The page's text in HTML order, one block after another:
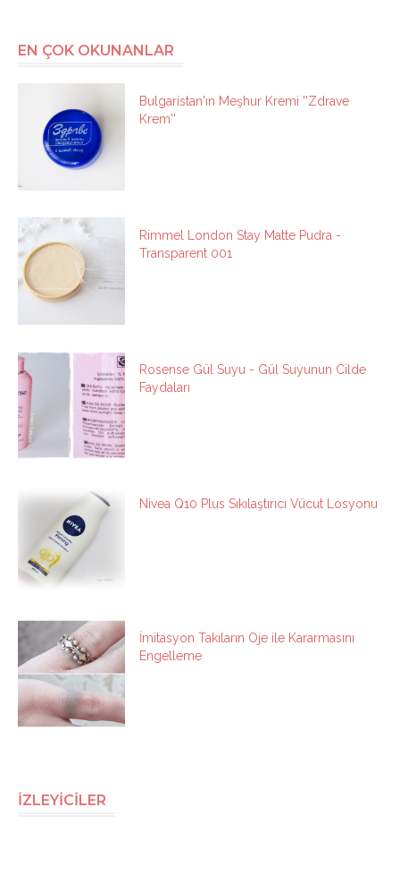
EN ÇOK OKUNANLAR
Bulgaristan'ın Meşhur Kremi ''Zdrave
Krem''
Rimmel London Stay Matte Pudra -
Transparent 001
Rosense Gül Suyu - Gül Suyunun Cilde
Faydaları
Nivea Q10 Plus Sıkılaştırıcı Vücut Losyonu
İmitasyon Takıların Oje ile Kararmasını
Engelleme
İZLEYİCİLER